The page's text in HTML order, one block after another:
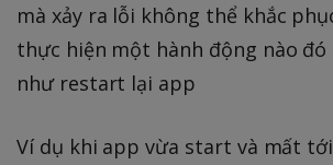
mà xảy ra lỗi không thể khắc
thực hiện một hành động nào
như restart lại app
Ví dụ khi app vừa start và mất